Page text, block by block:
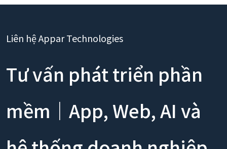
Liên hệ Appar Technologies
Tư vấn phát triển phần
mềm｜App, Web, AI và